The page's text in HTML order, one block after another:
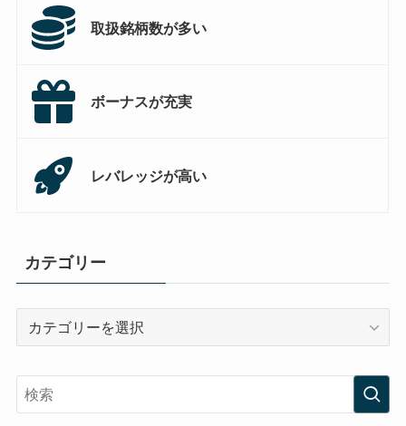
取扱銘柄数が多い
ボーナスが充実
レバレッジが高い
カテゴリー
リ
ー